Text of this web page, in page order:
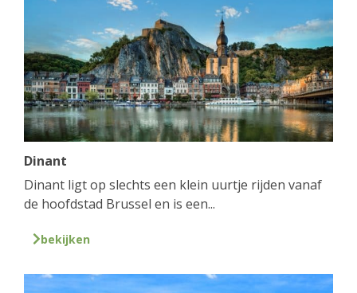
Dinant
Dinant ligt op slechts een klein uurtje rijden vanaf
de hoofdstad Brussel en is een...
bekijken